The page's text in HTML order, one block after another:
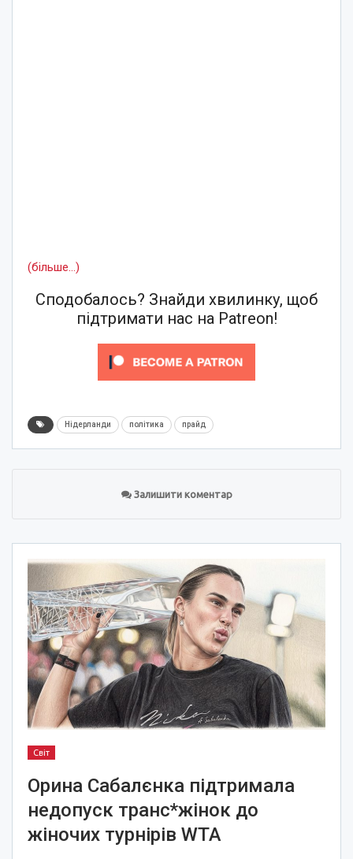
(більше…)
Сподобалось? Знайди хвилинку, щоб
підтримати нас на Patreon!
Нідерланди політика прайд
Залишити коментар
Світ
Орина Сабалєнка підтримала
недопуск транс*жінок до
жіночих турнірів WTA